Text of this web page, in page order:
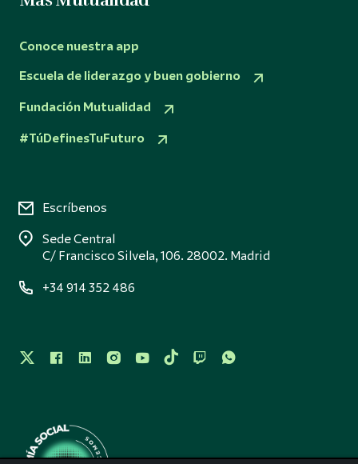
Conoce nuestra app
Escuela de liderazgo y buen gobierno
Fundación Mutualidad
#TúDefinesTuFuturo
Escríbenos
Sede Central
C/ Francisco Silvela, 106. 28002. Madrid
+34 914 352 486